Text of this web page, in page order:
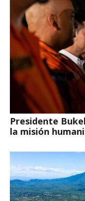
Presidente
la misión